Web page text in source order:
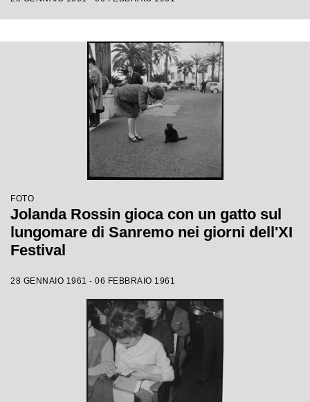
FOTO
Jolanda Rossin gioca con un gatto sul
lungomare di Sanremo nei giorni dell'XI
Festival
28 GENNAIO 1961 - 06 FEBBRAIO 1961